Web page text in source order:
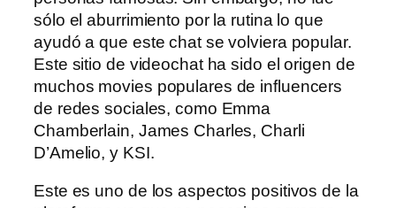
sólo el aburrimiento por la rutina lo que
ayudó a que este chat se volviera popular.
Este sitio de videochat ha sido el origen de
muchos movies populares de influencers
de redes sociales, como Emma
Chamberlain, James Charles, Charli
D’Amelio, y KSI.
Este es uno de los aspectos positivos de la